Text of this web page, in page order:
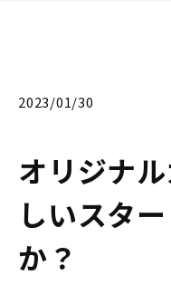
2023/01/30
オリジナ
しいスタ
か？